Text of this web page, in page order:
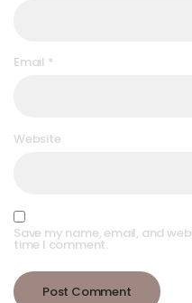
Email *
Website
Save my name, email, and
time I comment.